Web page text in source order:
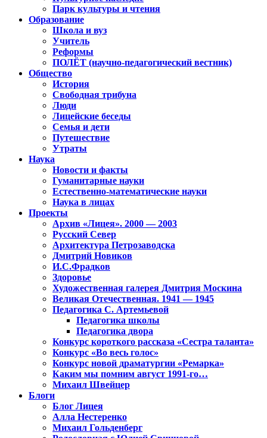
Парк культуры и чтения
Образование
Школа и вуз
Учитель
Реформы
ПОЛЁТ (научно-педагогический вестник)
Общество
История
Свободная трибуна
Люди
Лицейские беседы
Семья и дети
Путешествие
Утраты
Наука
Новости и факты
Гуманитарные науки
Естественно-математические науки
Наука в лицах
Проекты
Архив «Лицея». 2000 — 2003
Русский Север
Архитектура Петрозаводска
Дмитрий Новиков
И.С.Фрадков
Здоровье
Художественная галерея Дмитрия Москина
Великая Отечественная. 1941 — 1945
Педагогика С. Артемьевой
Педагогика школы
Педагогика двора
Конкурс короткого рассказа «Сестра таланта»
Конкурс «Во весь голос»
Конкурс новой драматургии «Ремарка»
Каким мы помним август 1991-го…
Михаил Швейцер
Блоги
Блог Лицея
Алла Нестеренко
Михаил Гольденберг